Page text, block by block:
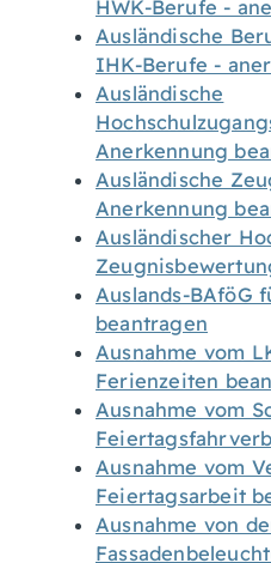
HWK-Berufe -
Ausländische
IHK-Berufe -
Ausländische
Anerkennung
Ausländische
Anerkennung
Ausländischer
Auslands-BAföG
beantragen
Ausnahme vom
Ferienzeiten
Ausnahme vom
Ausnahme vom
Feiertagsarbeit
Ausnahme von